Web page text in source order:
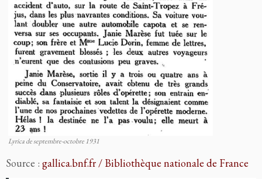
Lyrica de septembre-octobre 1931
Source : gallica.bnf.fr / Bibliothèque nationale de France